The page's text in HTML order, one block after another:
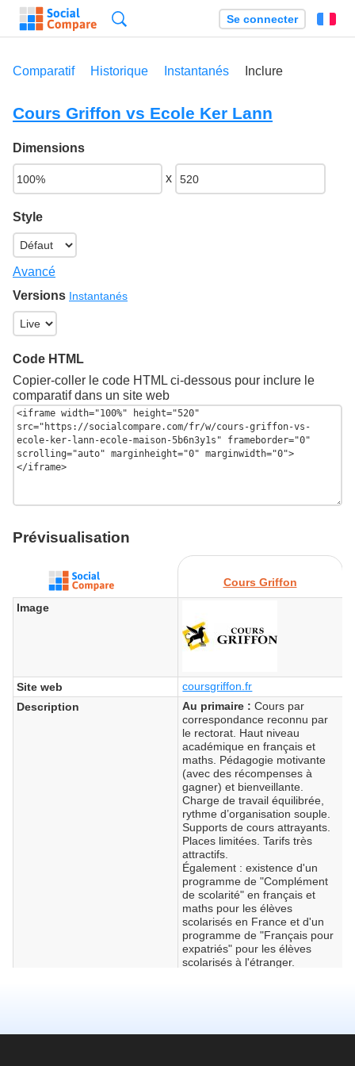
Se connecter
Comparatif Historique Instantanés Inclure
Cours Griffon vs Ecole Ker Lann
Dimensions
x
Style
Avancé
Versions Instantanés
Code HTML
Copier-coller le code HTML ci-dessous pour inclure le
comparatif dans un site web
Prévisualisation